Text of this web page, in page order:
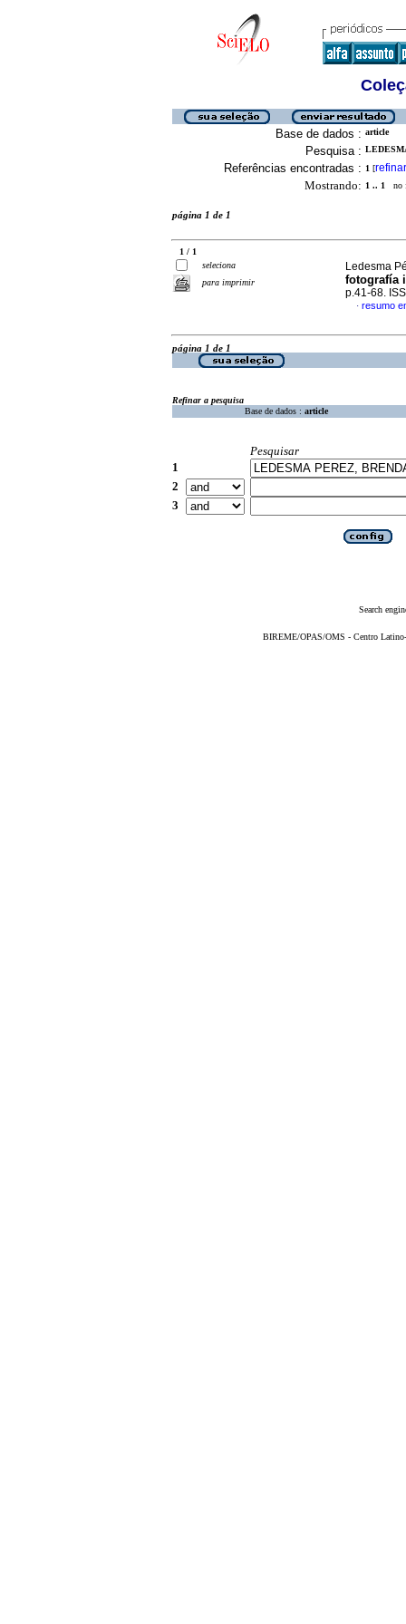
Base de dados : article
Pesquisa :
Referências encontradas : 1 [refinar
Mostrando: 1 .. 1 no
página 1 de 1
1 / 1
seleciona
para imprimir
Ledesma
fotografía
p.41-68.
· resumo
página 1 de 1
Refinar a pesquisa
Base de dados : article
Pesquisar
1
2
3
Search
BIREME/OPAS/OMS - Centro Latino-